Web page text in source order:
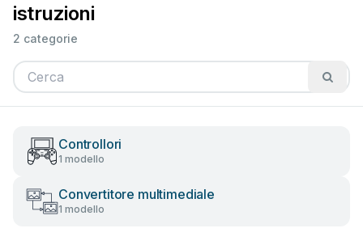
istruzioni
2 categorie
Controllori
1 modello
Convertitore multimediale
1 modello